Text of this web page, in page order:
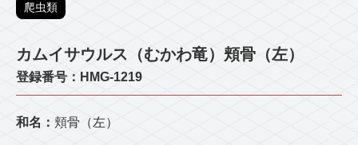
爬虫類
カムイサウルス（むかわ竜）頬骨（左）
登録番号：HMG-1219
和名： 頬骨（左）